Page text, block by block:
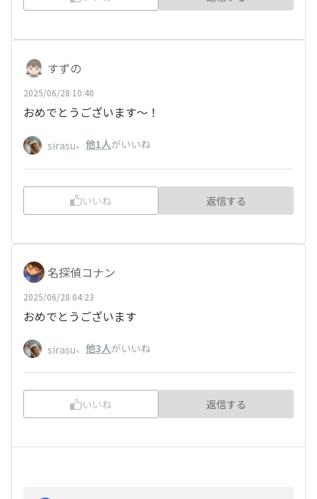
すずの
2025/06/28 10:40
おめでとうございます～！
sirasu、 他1人がいいね
いいね 返信する
名探偵コナン
2025/06/28 04:23
おめでとうございます
sirasu、 他3人がいいね
いいね 返信する